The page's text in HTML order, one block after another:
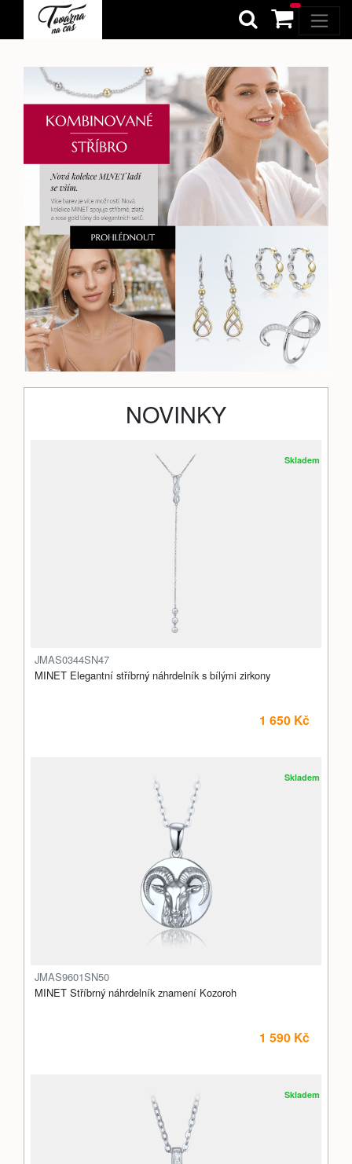
NOVINKY
Skladem
JMAS0344SN47
MINET Elegantní stříbrný náhrdelník s bílými zirkony
1 650 Kč
Skladem
JMAS9601SN50
MINET Stříbrný náhrdelník znamení Kozoroh
1 590 Kč
Skladem